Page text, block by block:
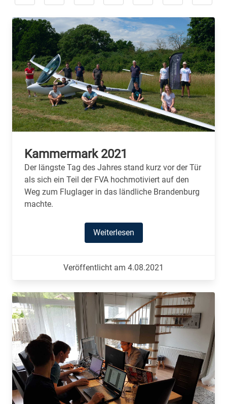
Kammermark 2021
Der längste Tag des Jahres stand kurz vor der Tür
als sich ein Teil der FVA hochmotiviert auf den
Weg zum Fluglager in das ländliche Brandenburg
machte.
Weiterlesen
Veröffentlicht am 4.08.2021